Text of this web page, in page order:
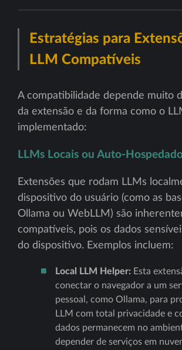
Estratégias para
LLM Compatíveis
A compatibilidade depende muito
da extensão e da forma como o
implementado:
LLMs Locais ou Auto-
Extensões que rodam LLMs
dispositivo do usuário (como as
Ollama ou WebLLM) são
compatíveis, pois os dados
do dispositivo. Exemplos incluem:
Local LLM Helper: Esta
conectar o navegador a um
pessoal, como Ollama, para
LLM com total privacidade e
dados permanecem no
depender de serviços em